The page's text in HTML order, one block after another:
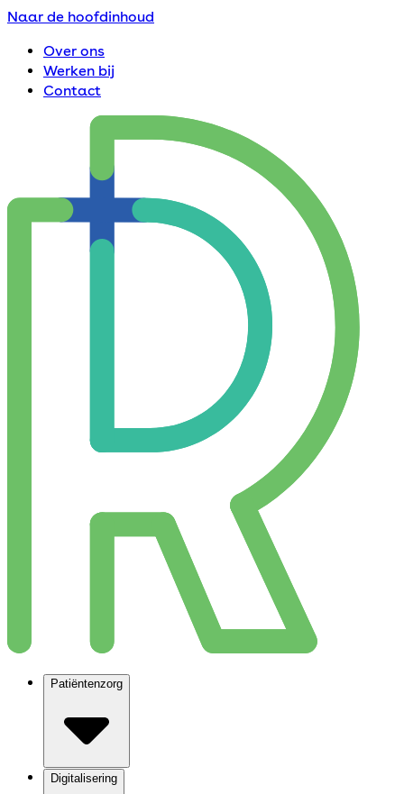
Naar de hoofdinhoud
Over ons
Werken bij
Contact
Patiëntenzorg
Digitalisering